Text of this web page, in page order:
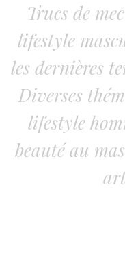
Trucs de
lifestyle
les dernières
Diverses
lifestyle
beauté au